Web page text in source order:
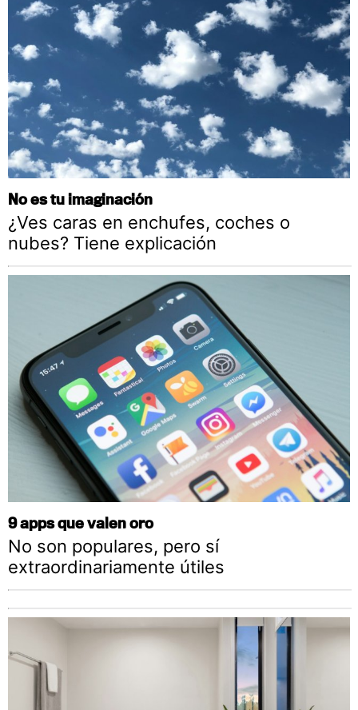
No es tu imaginación
¿Ves caras en enchufes, coches o
nubes? Tiene explicación
9 apps que valen oro
No son populares, pero sí
extraordinariamente útiles